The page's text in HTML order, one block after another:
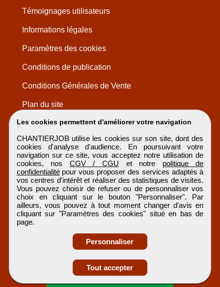
Obtenir ses
coordonnées
Les cookies permettent d'améliorer votre navigation
CHANTIERJOB utilise les cookies sur son site, dont des
cookies d'analyse d'audience. En poursuivant votre
navigation sur ce site, vous acceptez notre utilisation de
cookies, nos CGV / CGU et notre politique de
confidentialitépour vous proposer des services adaptés à
vos centres d'intérêt et réaliser des statistiques de visites.
Vous pouvez choisir de refuser ou de personnaliser vos
choix en cliquant sur le bouton "Personnaliser". Par
ailleurs, vous pouvez à tout moment changer d'avis en
cliquant sur "Paramètres des cookies" situé en bas de
page.
Personnaliser
Tout accepter
Témoignages utilisateurs
Informations légales
Paramètres des cookies
Conditions de publication
Conditions Générales de Vente
Plan du site
CHANTIERJOB
Tous droits réservés © 1999 - 2026